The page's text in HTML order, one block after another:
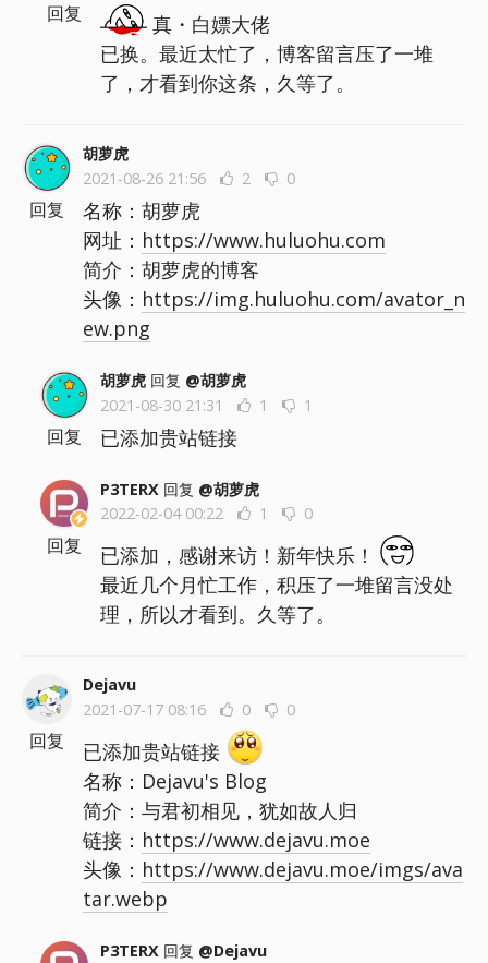
真・白嫖大佬
已换。最近太忙了，博客留言压了一堆
了，才看到你这条，久等了。
回复
胡萝虎
2021-08-26 21:56
2 0
名称：胡萝虎
网址： https://www.huluohu.com
简介：胡萝虎的博客
头像： https://img.huluohu.com/avator_n
ew.png
回复
胡萝虎 回复 @胡萝虎
2021-08-30 21:31
1 1
已添加贵站链接
回复
P3TERX 回复 @胡萝虎
2022-02-04 00:22
1 0
已添加，感谢来访！新年快乐！
最近几个月忙工作，积压了一堆留言没处
理，所以才看到。久等了。
回复
Dejavu
2021-07-17 08:16
0 0
已添加贵站链接
名称：Dejavu's Blog
简介：与君初相见，犹如故人归
链接： https://www.dejavu.moe
头像： https://www.dejavu.moe/imgs/ava
tar.webp
回复
P3TERX 回复 @Dejavu